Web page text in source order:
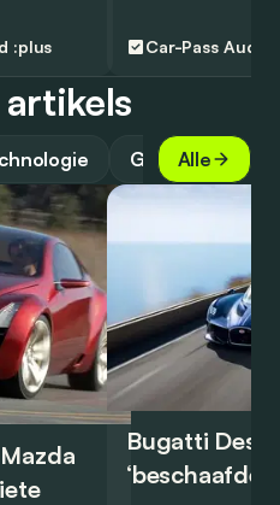
:plus Car-Pass Audi
Gids Top
Alle
Bugatti
‘beschaafde’